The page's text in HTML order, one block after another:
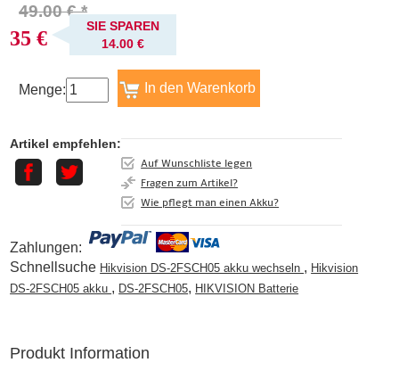
49.00 € *
35 €
SIE SPAREN
14.00 €
Menge:
Artikel empfehlen:
Auf Wunschliste legen
Fragen zum Artikel?
Wie pflegt man einen Akku?
Zahlungen:
Schnellsuche Hikvision DS-2FSCH05 akku wechseln , Hikvision
DS-2FSCH05 akku , DS-2FSCH05, HIKVISION Batterie
Produkt Information